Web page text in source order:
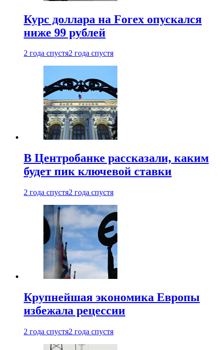
Курс доллара на Forex опускался
ниже 99 рублей
2 года спустя2 года спустя
В Центробанке рассказали, каким
будет пик ключевой ставки
2 года спустя2 года спустя
Крупнейшая экономика Европы
избежала рецессии
2 года спустя2 года спустя